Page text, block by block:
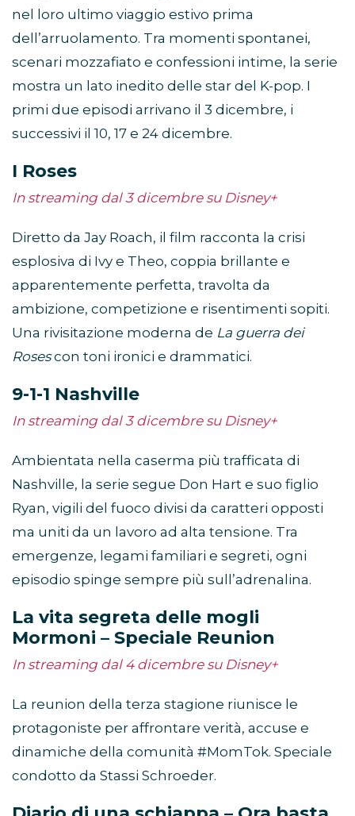
nel loro ultimo viaggio estivo prima
dell’arruolamento. Tra momenti spontanei,
scenari mozzafiato e confessioni intime, la serie
mostra un lato inedito delle star del K-pop. I
primi due episodi arrivano il 3 dicembre, i
successivi il 10, 17 e 24 dicembre.
I Roses
In streaming dal 3 dicembre su Disney+
Diretto da Jay Roach, il film racconta la crisi
esplosiva di Ivy e Theo, coppia brillante e
apparentemente perfetta, travolta da
ambizione, competizione e risentimenti sopiti.
Una rivisitazione moderna de La guerra dei
Rosescon toni ironici e drammatici.
9-1-1 Nashville
In streaming dal 3 dicembre su Disney+
Ambientata nella caserma più trafficata di
Nashville, la serie segue Don Hart e suo figlio
Ryan, vigili del fuoco divisi da caratteri opposti
ma uniti da un lavoro ad alta tensione. Tra
emergenze, legami familiari e segreti, ogni
episodio spinge sempre più sull’adrenalina.
La vita segreta delle mogli
Mormoni – Speciale Reunion
In streaming dal 4 dicembre su Disney+
La reunion della terza stagione riunisce le
protagoniste per affrontare verità, accuse e
dinamiche della comunità #MomTok. Speciale
condotto da Stassi Schroeder.